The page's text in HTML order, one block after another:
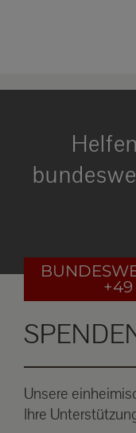
+49
Unsere
Ihre